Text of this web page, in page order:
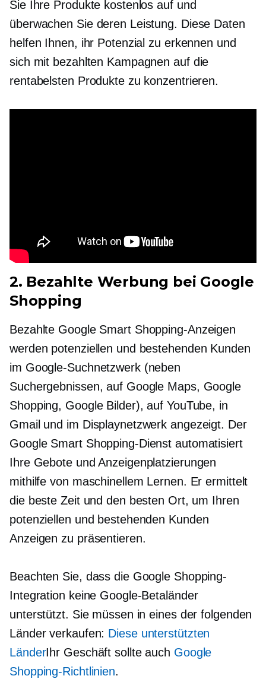
Sie Ihre Produkte kostenlos auf und
überwachen Sie deren Leistung. Diese Daten
helfen Ihnen, ihr Potenzial zu erkennen und
sich mit bezahlten Kampagnen auf die
rentabelsten Produkte zu konzentrieren.
2. Bezahlte Werbung bei Google
Shopping
Bezahlte Google Smart Shopping-Anzeigen
werden potenziellen und bestehenden Kunden
im Google-Suchnetzwerk (neben
Suchergebnissen, auf Google Maps, Google
Shopping, Google Bilder), auf YouTube, in
Gmail und im Displaynetzwerk angezeigt. Der
Google Smart Shopping-Dienst automatisiert
Ihre Gebote und Anzeigenplatzierungen
mithilfe von maschinellem Lernen. Er ermittelt
die beste Zeit und den besten Ort, um Ihren
potenziellen und bestehenden Kunden
Anzeigen zu präsentieren.
Beachten Sie, dass die Google Shopping-
Integration keine Google-Betaländer
unterstützt. Sie müssen in eines der folgenden
Länder verkaufen: Diese unterstützten
LänderIhr Geschäft sollte auch Google
Shopping-Richtlinien.